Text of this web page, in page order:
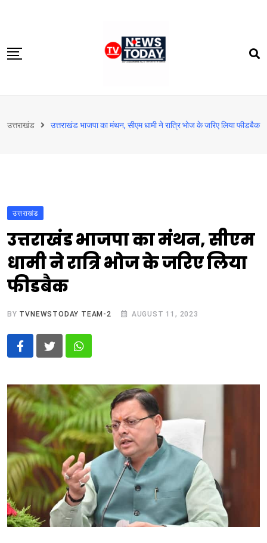
content
दिल्‍ली-एनसीआर
टेक्नोलॉजी
बिजनेस
विदेश
उत्तराखंड उत्तराखंड भाजपा का मंथन, सीएम धामी ने रात्रि भोज के जरिए लिया फीडबैक
उत्तराखंड
उत्तराखंड भाजपा का मंथन, सीएम
धामी ने रात्रि भोज के जरिए लिया
फीडबैक
BY TVNEWSTODAY TEAM-2 AUGUST 11, 2023
Whatsapp